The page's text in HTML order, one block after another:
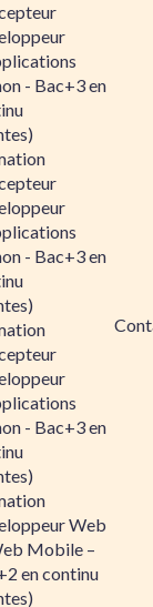
- Bac+3 en
- Bac+3 en
- Bac+3 en
Web
Mobile –
en continu